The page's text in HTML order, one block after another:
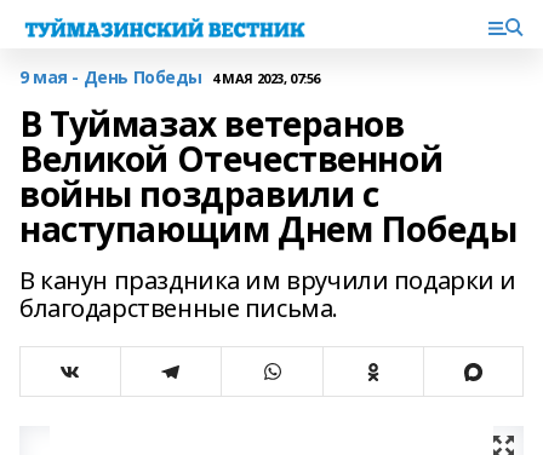
9 мая - День Победы 4 МАЯ 2023, 07:56
В Туймазах ветеранов
Великой Отечественной
войны поздравили с
наступающим Днем Победы
В канун праздника им вручили подарки и
благодарственные письма.